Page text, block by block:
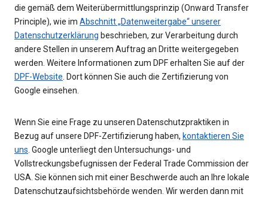
die gemäß dem Weiterübermittlungsprinzip (Onward Transfer
Principle), wie im Abschnitt „Datenweitergabe“ unserer
Datenschutzerklärung beschrieben, zur Verarbeitung durch
andere Stellen in unserem Auftrag an Dritte weitergegeben
werden. Weitere Informationen zum DPF erhalten Sie auf der
DPF-Website. Dort können Sie auch die Zertifizierung von
Google einsehen.
Wenn Sie eine Frage zu unseren Datenschutzpraktiken in
Bezug auf unsere DPF-Zertifizierung haben, kontaktieren Sie
uns. Google unterliegt den Untersuchungs- und
Vollstreckungsbefugnissen der Federal Trade Commission der
USA. Sie können sich mit einer Beschwerde auch an Ihre lokale
Datenschutzaufsichtsbehörde wenden. Wir werden dann mit